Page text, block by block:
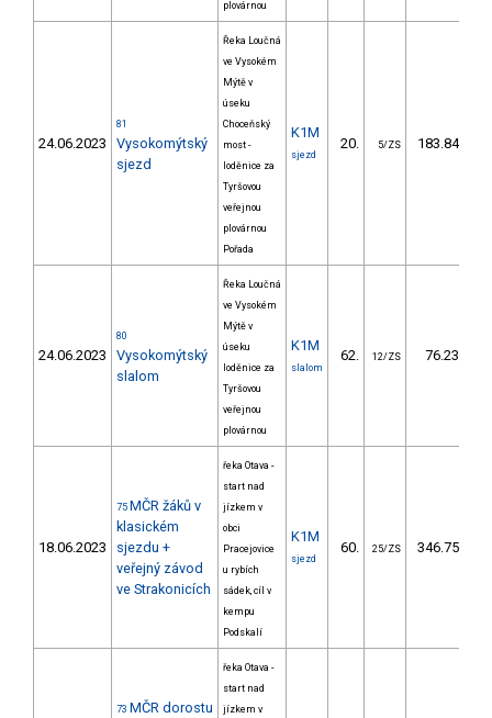
plovárnou
24.06.2023
81
Vysokomýtský
sjezd
Řeka Loučná
ve Vysokém
Mýtě v
úseku
Choceňský
most -
loděnice za
Tyršovou
veřejnou
plovárnou
Pořada
K1M
sjezd
20. 5/ZS 183.84
24.06.2023
80
Vysokomýtský
slalom
Řeka Loučná
ve Vysokém
Mýtě v
úseku
loděnice za
Tyršovou
veřejnou
plovárnou
K1M
slalom
62. 12/ZS 76.23
18.06.2023
75 MČR žáků v
klasickém
sjezdu +
veřejný závod
ve Strakonicích
řeka Otava -
start nad
jízkem v
obci
Pracejovice
u rybích
sádek, cíl v
kempu
Podskalí
K1M
sjezd
60. 25/ZS 346.75
73 MČR dorostu
řeka Otava -
start nad
jízkem v